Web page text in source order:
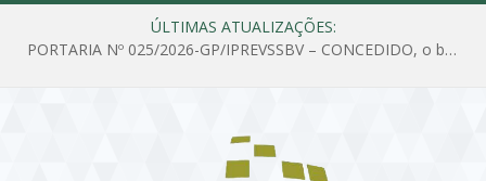
ÚLTIMAS ATUALIZAÇÕES:
PORTARIA Nº 025/2026-GP/IPREVSSBV – CONCEDIDO, o benefício de PENSÃO a MARIA ESTELA DOS SANTOS SOUZA